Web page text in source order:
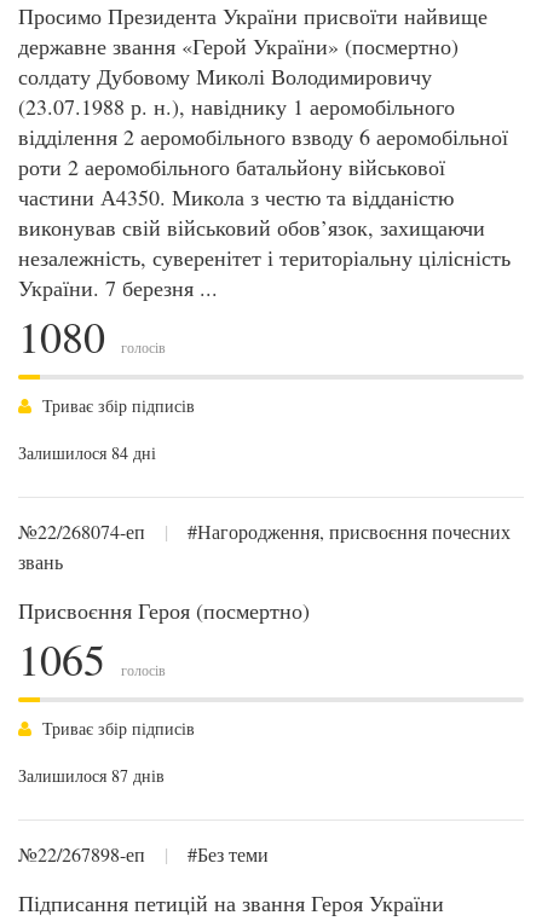
Просимо Президента України присвоїти найвище
державне звання «Герой України» (посмертно)
солдату Дубовому Миколі Володимировичу
(23.07.1988 р. н.), навіднику 1 аеромобільного
відділення 2 аеромобільного взводу 6 аеромобільної
роти 2 аеромобільного батальйону військової
частини А4350. Микола з честю та відданістю
виконував свій військовий обов’язок, захищаючи
незалежність, суверенітет і територіальну цілісність
України. 7 березня ...
1080 голосів
Триває збір підписів
Залишилося 84 дні
№22/268074-еп |
#Нагородження, присвоєння почесних
звань
Присвоєння Героя (посмертно)
1065 голосів
Триває збір підписів
Залишилося 87 днів
№22/267898-еп | #Без теми
Підписання петицій на звання Героя України